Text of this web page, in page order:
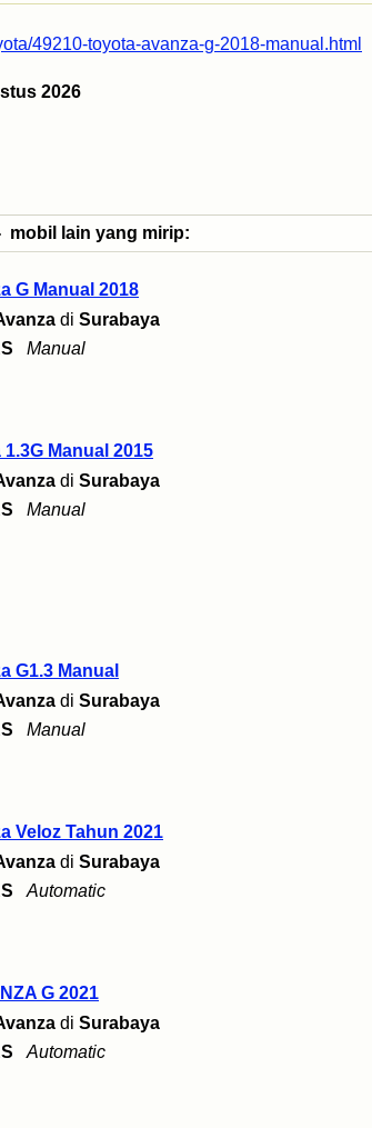
49210-toyota-avanza-g-2018-manual.html
2026
mobil lain yang mirip:
G Manual 2018
di Surabaya
Manual
1.3G Manual 2015
di Surabaya
Manual
G1.3 Manual
di Surabaya
Manual
Veloz Tahun 2021
di Surabaya
Automatic
G 2021
di Surabaya
Automatic